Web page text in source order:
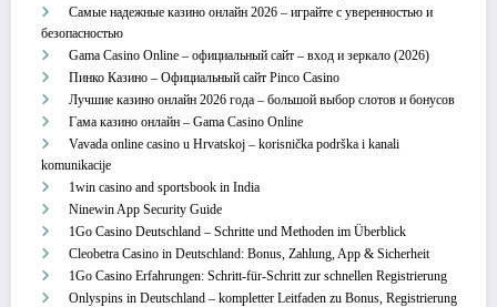
Самые надежные казино онлайн 2026 – играйте с уверенностью и
безопасностью
Gama Casino Online – официальный сайт – вход и зеркало (2026)
Пинко Казино – Официальный сайт Pinco Casino
Лучшие казино онлайн 2026 года – большой выбор слотов и бонусов
Гама казино онлайн – Gama Casino Online
Vavada online casino u Hrvatskoj – korisnička podrška i kanali
komunikacije
1win casino and sportsbook in India
Ninewin App Security Guide
1Go Casino Deutschland – Schritte und Methoden im Überblick
Cleobetra Casino in Deutschland: Bonus, Zahlung, App & Sicherheit
1Go Casino Erfahrungen: Schritt‑für‑Schritt zur schnellen Registrierung
Onlyspins in Deutschland – kompletter Leitfaden zu Bonus, Registrierung